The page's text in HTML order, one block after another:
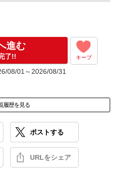
進む
了!! キープ
08/01～2026/08/31
履歴を見る
ポストする
URLをシェア